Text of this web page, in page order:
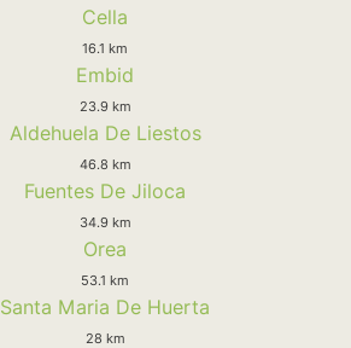
Cella
16.1 km
Embid
23.9 km
Aldehuela De Liestos
46.8 km
Fuentes De Jiloca
34.9 km
Orea
53.1 km
Santa Maria De Huerta
28 km